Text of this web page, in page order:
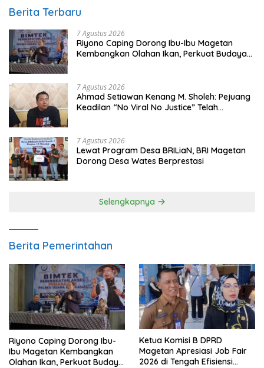
Berita Terbaru
7 Agustus 2026
Riyono Caping Dorong Ibu-Ibu Magetan
Kembangkan Olahan Ikan, Perkuat Budaya
7 Agustus 2026
Ahmad Setiawan Kenang M. Sholeh: Pejuang
Keadilan “No Viral No Justice” Telah
7 Agustus 2026
Lewat Program Desa BRILiaN, BRI Magetan
Dorong Desa Wates Berprestasi
Selengkapnya
Berita Pemerintahan
Riyono Caping Dorong Ibu-
Ibu Magetan Kembangkan
Olahan Ikan, Perkuat Budaya
Ketua Komisi B DPRD
Magetan Apresiasi Job Fair
2026 di Tengah Efisiensi